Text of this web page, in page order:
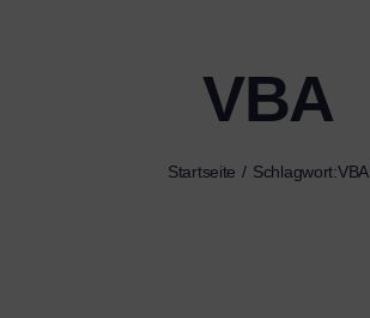
VBA
Startseite Schlagwort:VBA